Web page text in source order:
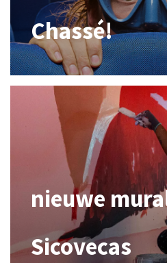
Chassé!
nieuwe
Sicovecas